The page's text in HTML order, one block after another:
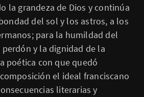
la grandeza de Dios y continúa
del sol y los astros, a los
para la humildad del
y la dignidad de la
poética con que quedó
el ideal franciscano
literarias y